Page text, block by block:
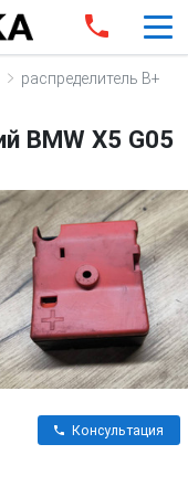
распределитель B+
BMW X5 G05
Консультация